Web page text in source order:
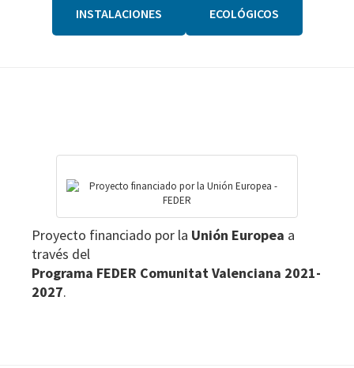
INSTALACIONES ECOLÓGICOS
Proyecto financiado por la Unión Europea a
través del
Programa FEDER Comunitat Valenciana 2021-
2027.